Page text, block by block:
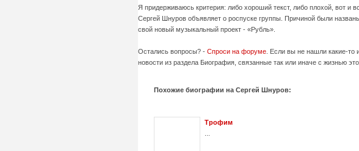
Я придерживаюсь критерия: либо хороший текст, либо плохой, вот и
Сергей Шнуров объявляет о роспуске группы. Причиной были
свой новый музыкальный проект - «Рубль».
Остались вопросы? - Спроси на форуме. Если вы не нашли какие-то
новости из раздела Биография, связанные так или иначе с жизнью
Похожие биографии на Сергей Шнуров:
Трофим